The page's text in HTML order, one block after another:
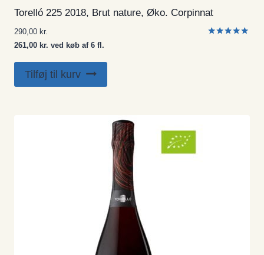
Torelló 225 2018, Brut nature, Øko. Corpinnat
290,00 kr.
261,00 kr. ved køb af 6 fl.
Tilføj til kurv